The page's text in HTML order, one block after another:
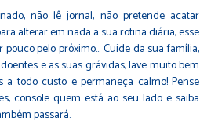
não lê jornal, não pretende acatar
alterar em nada a sua rotina diária, esse
pelo próximo... Cuide da sua família,
e as suas grávidas, lave muito bem
a todo custo e permaneça calmo! Pense
console quem está ao seu lado e saiba
passará.